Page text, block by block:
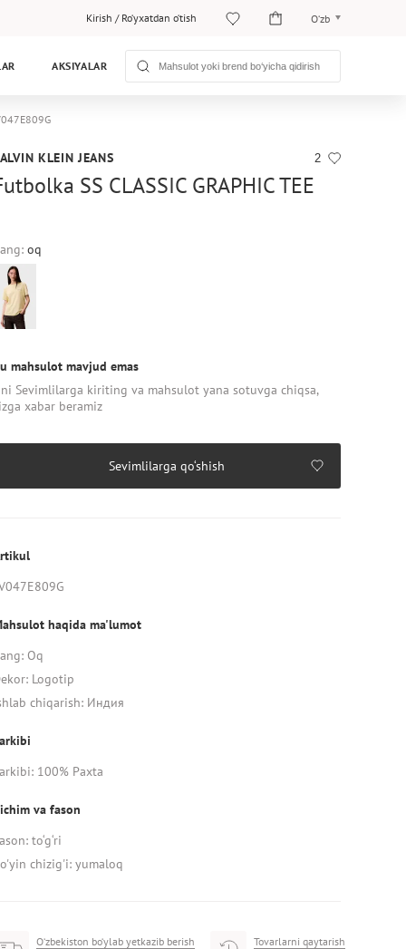
Kirish / Ro‘yxatdan o‘tish O‘zb
Рус
AKSIYALAR
2
KLEIN JEANS
SS CLASSIC GRAPHIC TEE
oq
mahsulot mavjud emas
Sevimlilarga kiriting va mahsulot yana sotuvga chiqsa,
xabar beramiz
Sevimlilarga qo‘shish
haqida ma'lumot
Oq
Logotip
chiqarish: Индия
100% Paxta
va fason
to‘g‘ri
chizig'i: yumaloq
O‘zbekiston bo‘ylab yetkazib berish
Tovarlarni qaytarish